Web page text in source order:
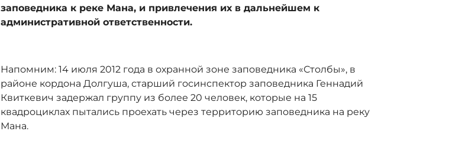
заповедника к реке Мана, и привлечения их в дальнейшем к
административной ответственности.
Напомним: 14 июля 2012 года в охранной зоне заповедника «Столбы», в
районе кордона Долгуша, старший госинспектор заповедника Геннадий
Квиткевич задержал группу из более 20 человек, которые на 15
квадроциклах пытались проехать через территорию заповедника на реку
Мана.